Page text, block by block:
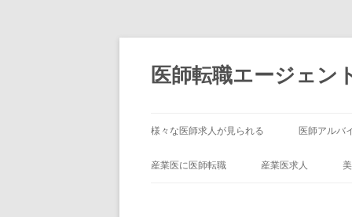
テ
ン
ツ
ッ
医師転職エージェン
様々な医師求人が見られる 医師アルバ
産業医に医師転職 産業医求人